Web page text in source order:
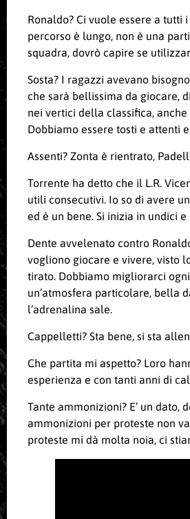
Ronaldo? Ci vuole essere a tutti
percorso è lungo, non è una
squadra, dovrò capire se
Sosta? I ragazzi avevano
che sarà bellissima da giocare,
nei vertici della classifica,
Dobbiamo essere tosti e attenti
Assenti? Zonta è rientrato,
Torrente ha detto che il L.R.
utili consecutivi. Io so di avere
ed è un bene. Si inizia in undici
Dente avvelenato contro
vogliono giocare e vivere, visto
tirato. Dobbiamo migliorarci
un’atmosfera particolare, bella
l’adrenalina sale.
Cappelletti? Sta bene, si sta
Che partita mi aspetto? Loro
esperienza e con tanti anni di
Tante ammonizioni? E’ un
ammonizioni per proteste non
proteste mi dà molta noia, ci